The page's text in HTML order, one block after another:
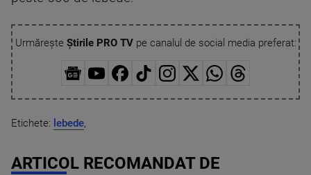
Urmărește Știrile PRO TVpe canalul de social media preferat:
Etichete: lebede,
ARTICOL RECOMANDAT DE